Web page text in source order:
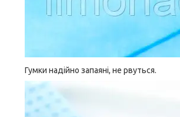
Гумки надійно запаяні, не рвуться.